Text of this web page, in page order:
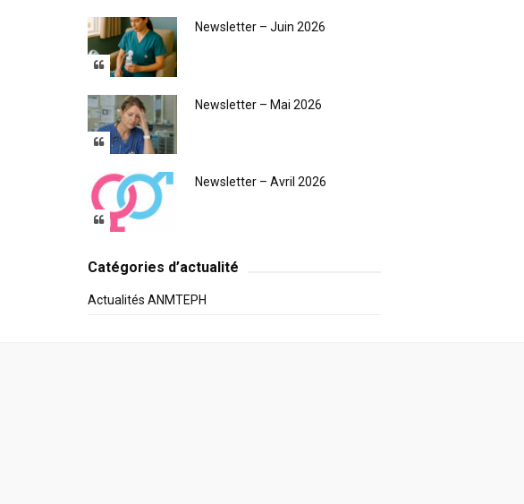
Newsletter – Juin 2026
Newsletter – Mai 2026
Newsletter – Avril 2026
Catégories d’actualité
Actualités ANMTEPH